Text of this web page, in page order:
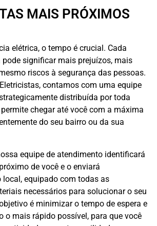
MAIS PRÓXIMOS
elétrica, o tempo é crucial. Cada
significar mais prejuízos, mais
riscos à segurança das pessoas.
contamos com uma equipe
distribuída por toda
chegar até você com a máxima
do seu bairro ou da sua
equipe de atendimento identificará
de você e o enviará
local, equipado com todas as
necessários para solucionar o seu
é minimizar o tempo de espera e
o mais rápido possível, para que você